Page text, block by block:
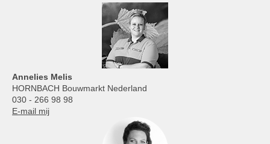
Annelies Melis
HORNBACH Bouwmarkt Nederland
030 - 266 98 98
E-mail mij